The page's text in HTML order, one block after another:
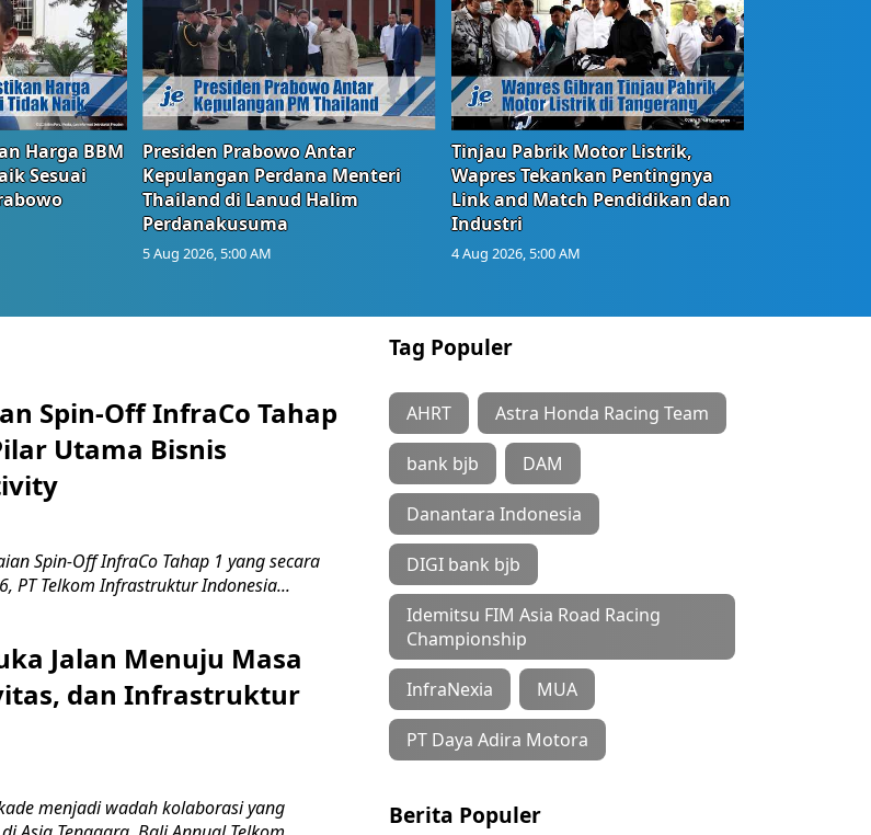
Harga BBM
Sesuai
Presiden Prabowo Antar
Kepulangan Perdana Menteri
Thailand di Lanud Halim
Perdanakusuma
5 Aug 2026, 5:00 AM
Tinjau Pabrik Motor Listrik,
Wapres Tekankan Pentingnya
Link and Match Pendidikan dan
Industri
4 Aug 2026, 5:00 AM
Spin-Off InfraCo Tahap
Utama Bisnis
Spin-Off InfraCo Tahap 1 yang secara
PT Telkom Infrastruktur Indonesia...
Jalan Menuju Masa
dan Infrastruktur
menjadi wadah kolaborasi yang
Tag Populer
AHRT Astra Honda Racing Team
bank bjb DAM
Danantara Indonesia
DIGI bank bjb
Idemitsu FIM Asia Road Racing
Championship
InfraNexia MUA
PT Daya Adira Motora
Berita Populer